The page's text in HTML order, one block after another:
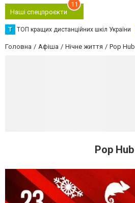
Наші спецпроєкти
11
Т ТОП кращих дистанційних шкіл України
Головна Афіша Нічне життя Pop Hub
Pop Hub